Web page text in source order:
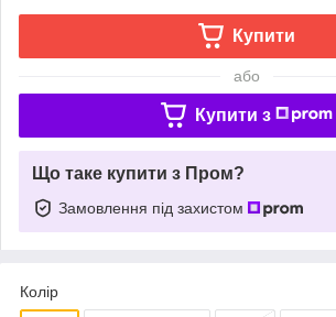
Купити
або
Купити з
Що таке купити з Пром?
Замовлення під захистом
Колір